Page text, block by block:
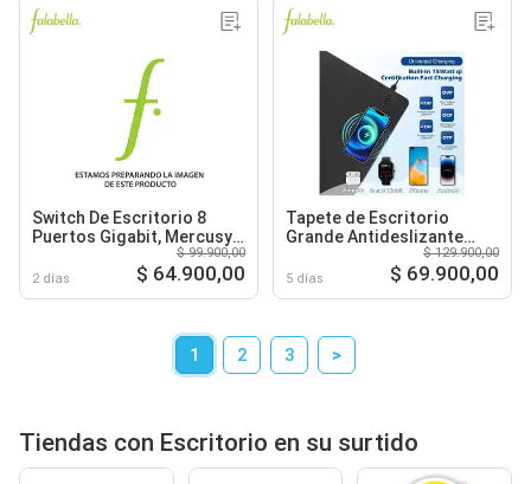
Switch De Escritorio 8
Puertos Gigabit, Mercusys
2 días
$ 99.900,00
$ 64.900,00
Tapete de Escritorio
Grande Antideslizante
para Computador Diseño
Moderno
5 días
$ 129.900,00
$ 69.900,00
1 2 3 >
Tiendas con Escritorio en su surtido